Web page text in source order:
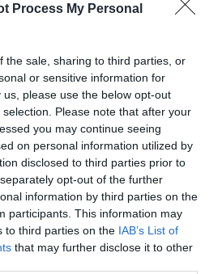
Process My Personal
the sale, sharing to third parties, or
or sensitive information for
please use the below opt-out
Please note that after your
you may continue seeing
on personal information utilized by
disclosed to third parties prior to
opt-out of the further
information by third parties on the
participants. This information may
to third parties on the IAB’s List of
that may further disclose it to other
αλήθεια για τον Ετιέν Καμαρά
ένα μικρό μέρος από την κορυφή
το υπόλοιπο σε ένα
ψήνουμε στο φούρνο, στους 150
το εσωτερικό του μέρος να